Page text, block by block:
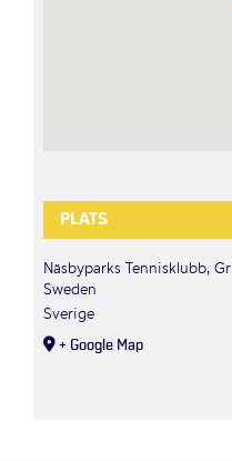
PLATS
Näsbyparks Tennisklubb,
Sweden
Sverige
+ Google Map